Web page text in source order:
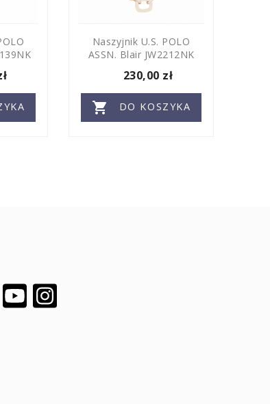
Naszyjnik U.S. POLO
ASSN. Blair JW2212NK
230,00 zł
 DO KOSZYKA
FacebookYouTube